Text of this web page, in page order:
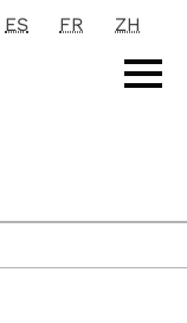
ES FR
ZH